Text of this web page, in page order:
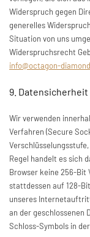
Widerspruch gegen
generelles
Situation von uns
Widerspruchsrecht
info@octagon-
9. Datensicherheit
Wir verwenden
Verfahren (Secure
Regel handelt es sich
Browser keine 256-
stattdessen auf 128-
unseres
an der geschlossenen
Schloss-Symbols in